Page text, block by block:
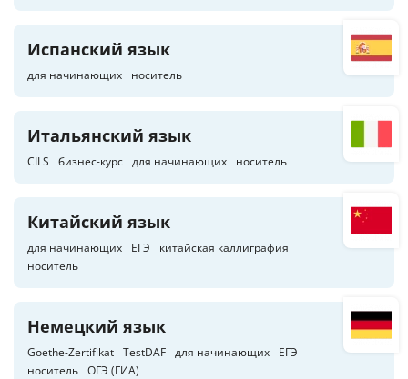
Испанский язык
для начинающих носитель
Итальянский язык
CILS бизнес-курс для начинающих носитель
Китайский язык
для начинающих ЕГЭ
китайская каллиграфия
носитель
Немецкий язык
Goethe-Zertifikat TestDAF для начинающих
ЕГЭ
носитель ОГЭ (ГИА)